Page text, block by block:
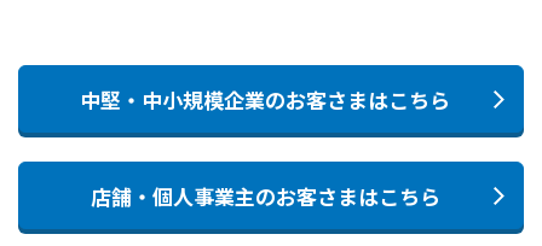
中堅・中小規模企業のお客さまはこちら
店舗・個人事業主のお客さまはこちら